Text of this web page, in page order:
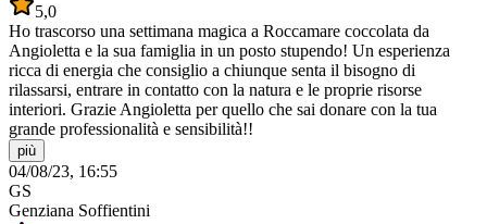
5,0
Ho trascorso una settimana magica a Roccamare coccolata da
Angioletta e la sua famiglia in un posto stupendo! Un esperienza
ricca di energia che consiglio a chiunque senta il bisogno di
rilassarsi, entrare in contatto con la natura e le proprie risorse
interiori. Grazie Angioletta per quello che sai donare con la tua
grande professionalità e sensibilità!!
più
04/08/23, 16:55
GS
Genziana Soffientini